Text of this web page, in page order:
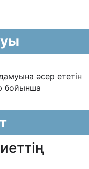
əсер ететін
бойынша